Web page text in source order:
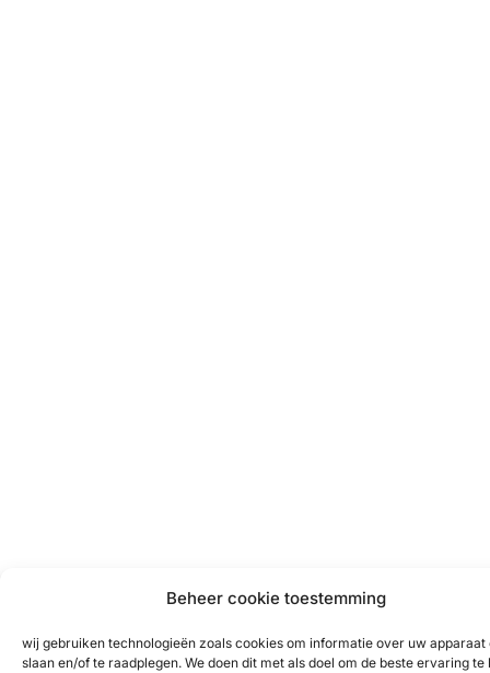
Beheer cookie toestemming
wij gebruiken technologieën zoals cookies om informatie over uw apparaat
slaan en/of te raadplegen. We doen dit met als doel om de beste ervaring te